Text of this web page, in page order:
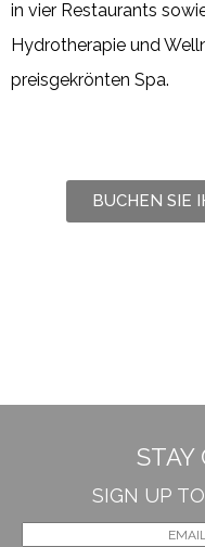
in vier Restaurants
Hydrotherapie und
preisgekrönten Spa.
BUCHEN SIE
STAY
SIGN UP